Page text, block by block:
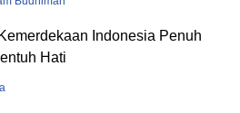
Indonesia Penuh
Hati